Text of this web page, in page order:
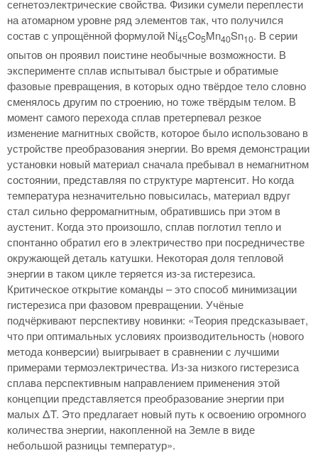
сегнетоэлектрические свойства. Физики сумели переплести
на атомарном уровне ряд элементов так, что получился
состав с упрощённой формулой Ni45Co5Mn40Sn10. В серии
опытов он проявил поистине необычные возможности. В
эксперименте сплав испытывал быстрые и обратимые
фазовые превращения, в которых одно твёрдое тело словно
сменялось другим по строению, но тоже твёрдым телом. В
момент самого перехода сплав претерпевал резкое
изменение магнитных свойств, которое было использовано в
устройстве преобразования энергии. Во время демонстрации
установки новый материал сначала пребывал в немагнитном
состоянии, представляя по структуре мартенсит. Но когда
температура незначительно повысилась, материал вдруг
стал сильно ферромагнитным, обратившись при этом в
аустенит. Когда это произошло, сплав поглотил тепло и
спонтанно обратил его в электричество при посредничестве
окружающей деталь катушки. Некоторая доля тепловой
энергии в таком цикле теряется из-за гистерезиса.
Критическое открытие команды – это способ минимизации
гистерезиса при фазовом превращении. Учёные
подчёркивают перспективу новинки: «Теория предсказывает,
что при оптимальных условиях производительность (нового
метода конверсии) выигрывает в сравнении с лучшими
примерами термоэлектричества. Из-за низкого гистерезиса
сплава перспективным направлением применения этой
концепции представляется преобразование энергии при
малых ΔT. Это предлагает новый путь к освоению огромного
количества энергии, накопленной на Земле в виде
небольшой разницы температур».